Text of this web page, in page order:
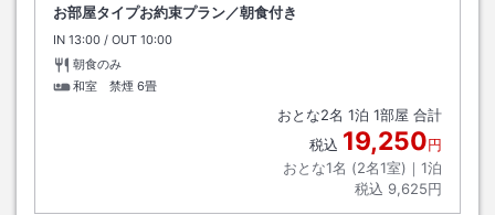
お部屋タイプお約束プラン／朝食付き
IN チェックイン
13:00 / OUT チェックアウト
10:00
朝食のみ
和室 禁煙 6畳
おとな2名 1泊 1部屋 合計
税込 19,250円
おとな1名 (2名1室)｜ 1泊
税込 9,625円